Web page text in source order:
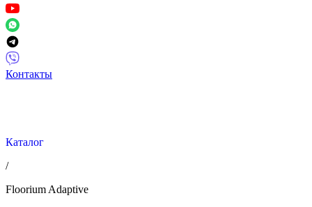
Контакты
Каталог
/
Floorium Adaptive